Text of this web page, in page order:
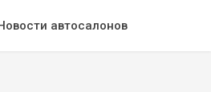
автосалонов